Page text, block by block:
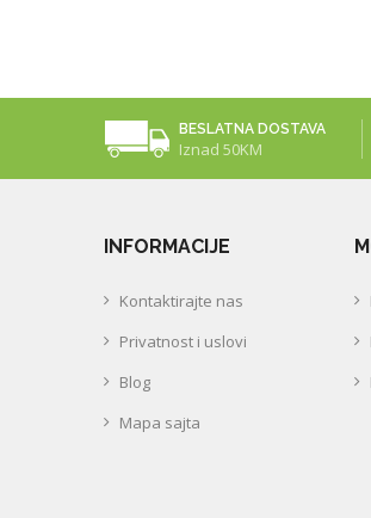
BESLATNA DOSTAVA
Iznad 50KM
INFORMACIJE
Kontaktirajte nas
Privatnost i uslovi
Blog
Mapa sajta